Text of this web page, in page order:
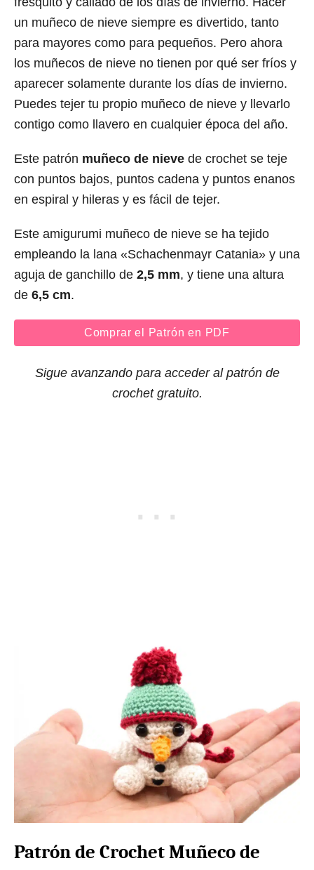
un muñeco de nieve siempre es divertido, tanto
para mayores como para pequeños. Pero ahora
los muñecos de nieve no tienen por qué ser fríos y
aparecer solamente durante los días de invierno.
Puedes tejer tu propio muñeco de nieve y llevarlo
contigo como llavero en cualquier época del año.
Este patrón muñeco de nieve de crochet se teje
con puntos bajos, puntos cadena y puntos enanos
en espiral y hileras y es fácil de tejer.
Este amigurumi muñeco de nieve se ha tejido
empleando la lana «Schachenmayr Catania» y una
aguja de ganchillo de 2,5 mm, y tiene una altura
de 6,5 cm.
Comprar el Patrón en PDF
Sigue avanzando para acceder al patrón de
crochet gratuito.
Patrón de Crochet Muñeco de